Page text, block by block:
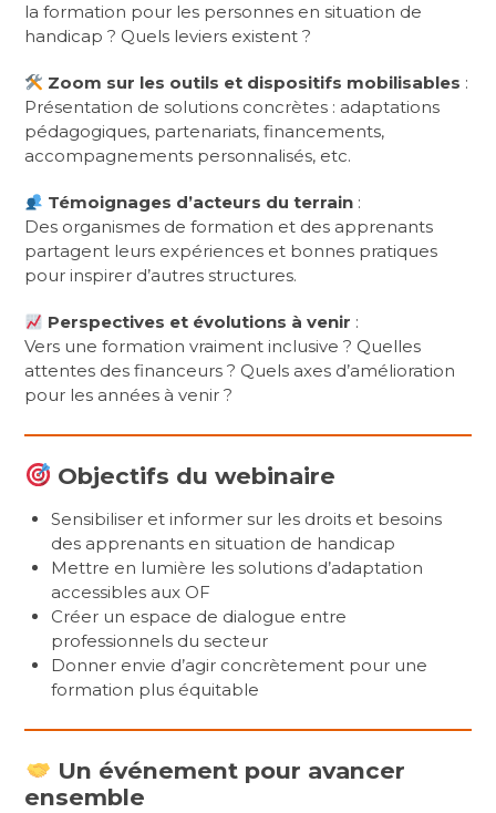
la formation pour les personnes en situation de
handicap ? Quels leviers existent ?
Zoom sur les outils et dispositifs mobilisables :
Présentation de solutions concrètes : adaptations
pédagogiques, partenariats, financements,
accompagnements personnalisés, etc.
Témoignages d’acteurs du terrain :
Des organismes de formation et des apprenants
partagent leurs expériences et bonnes pratiques
pour inspirer d’autres structures.
Perspectives et évolutions à venir :
Vers une formation vraiment inclusive ? Quelles
attentes des financeurs ? Quels axes d’amélioration
pour les années à venir ?
Objectifs du webinaire
Sensibiliser et informer sur les droits et besoins
des apprenants en situation de handicap
Mettre en lumière les solutions d’adaptation
accessibles aux OF
Créer un espace de dialogue entre
professionnels du secteur
Donner envie d’agir concrètement pour une
formation plus équitable
Un événement pour avancer
ensemble